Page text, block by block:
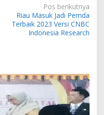
Pos berikutnya
Riau Masuk Jadi Pemda
Terbaik 2023 Versi CNBC
Indonesia Research